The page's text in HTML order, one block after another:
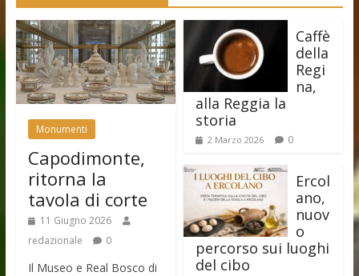
Monumenti
Capodimonte,
ritorna la
tavola di corte
11 Giugno 2026
redazionale
0
Il Museo e Real Bosco di
Caffè
della
Regi
na,
alla Reggia la
storia
2 Marzo 2026 0
Ercol
ano,
nuov
o
percorso sui luoghi
del cibo